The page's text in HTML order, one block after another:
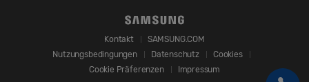
Kontakt
SAMSUNG.COM
Nutzungsbedingungen
Datenschutz
Cookies
Cookie Präferenzen
Impressum